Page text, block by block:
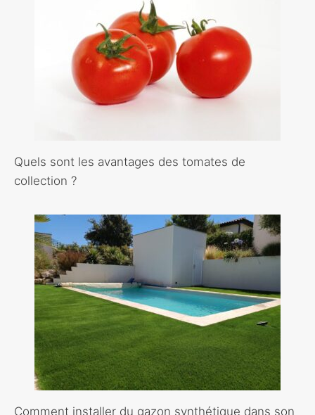
Quels sont les avantages des tomates de
collection ?
Comment installer du gazon synthétique dans son